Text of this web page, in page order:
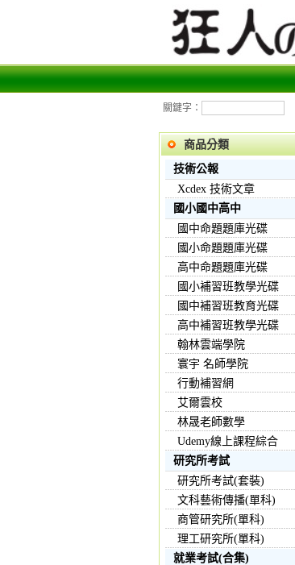
關鍵字：
商品分類
技術公報
Xcdex 技術文章
國小國中高中
國中命題題庫光碟
國小命題題庫光碟
高中命題題庫光碟
國小補習班教學光碟
國中補習班教育光碟
高中補習班教學光碟
翰林雲端學院
寰宇 名師學院
行動補習網
艾爾雲校
林晟老師數學
Udemy線上課程綜合
研究所考試
研究所考試(套裝)
文科藝術傳播(單科)
商管研究所(單科)
理工研究所(單科)
就業考試(合集)